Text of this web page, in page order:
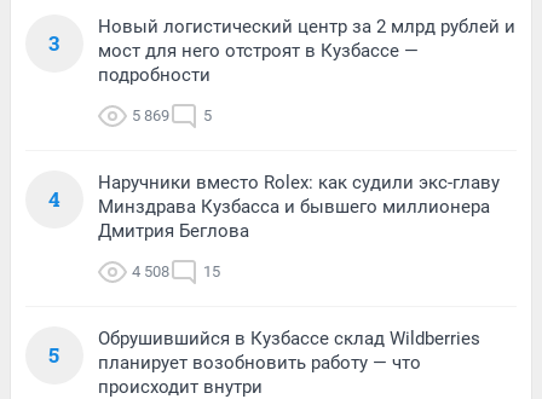
3
Новый логистический центр за 2 млрд рублей и
мост для него отстроят в Кузбассе —
подробности
5 869 5
4
Наручники вместо Rolex: как судили экс-главу
Минздрава Кузбасса и бывшего миллионера
Дмитрия Беглова
4 508 15
5
Обрушившийся в Кузбассе склад Wildberries
планирует возобновить работу — что
происходит внутри